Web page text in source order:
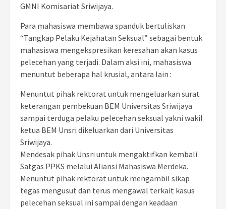
GMNI Komisariat Sriwijaya.
Para mahasiswa membawa spanduk bertuliskan
“Tangkap Pelaku Kejahatan Seksual” sebagai bentuk
mahasiswa mengekspresikan keresahan akan kasus
pelecehan yang terjadi. Dalam aksi ini, mahasiswa
menuntut beberapa hal krusial, antara lain :
Menuntut pihak rektorat untuk mengeluarkan surat
keterangan pembekuan BEM Universitas Sriwijaya
sampai terduga pelaku pelecehan seksual yakni wakil
ketua BEM Unsri dikeluarkan dari Universitas
Sriwijaya.
Mendesak pihak Unsri untuk mengaktifkan kembali
Satgas PPKS melalui Aliansi Mahasiswa Merdeka.
Menuntut pihak rektorat untuk mengambil sikap
tegas mengusut dan terus mengawal terkait kasus
pelecehan seksual ini sampai dengan keadaan